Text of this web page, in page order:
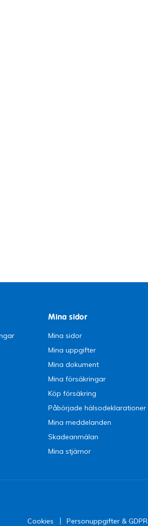
Mina sidor
Mina sidor
Mina uppgifter
Mina dokument
Mina försäkringar
Köp försäkring
Påbörjade hälsodeklarationer
Mina meddelanden
Skadeanmälan
Mina stjärnor
Cookies Personuppgifter & GDPR